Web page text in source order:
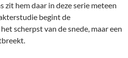
zit hem daar in deze serie meteen
begint de
scherpst van de snede, maar een